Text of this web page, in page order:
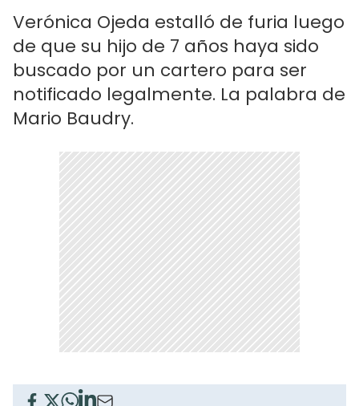
Verónica Ojeda estalló de furia luego
de que su hijo de 7 años haya sido
buscado por un cartero para ser
notificado legalmente. La palabra de
Mario Baudry.